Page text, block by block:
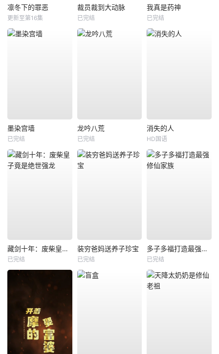
凛冬下的罪恶
更新至第16集
裁员裁到大动脉
已完结
我真是药神
已完结
墨染宫墙
已完结
龙吟八荒
已完结
消失的人
HD国语
藏剑十年：废柴皇子竟是绝世强龙
已完结
装穷爸妈送养子珍宝
已完结
多子多福打造最强修仙家族
已完结